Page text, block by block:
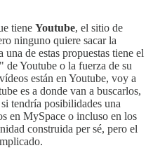
tiene Youtube, el sitio de
ninguno quiere sacar la
de estas propuestas tiene el
Youtube o la fuerza de su
están en Youtube, voy a
es a donde van a buscarlos,
tendría posibilidades una
en MySpace o incluso en los
construida per sé, pero el